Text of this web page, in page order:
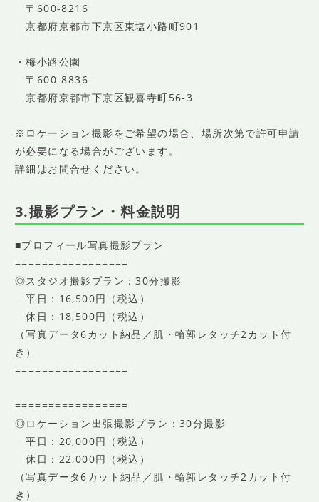
〒600-8216
京都府京都市下京区東塩小路町901
・梅小路公園
〒600-8836
京都府京都市下京区観喜寺町56-3
※ロケーション撮影をご希望の場合、場所次第で許可申請
が必要になる場合がございます。
詳細はお問合せください。
3.撮影プラン・料金説明
■プロフィール写真撮影プラン
=================
◎スタジオ撮影プラン：30分撮影
平日：16,500円（税込）
休日：18,500円（税込）
（写真データ6カット納品／肌・輪郭レタッチ2カット付
き）
=================
=================
◎ロケーション出張撮影プラン：30分撮影
平日：20,000円（税込）
休日：22,000円（税込）
（写真データ6カット納品／肌・輪郭レタッチ2カット付
き）